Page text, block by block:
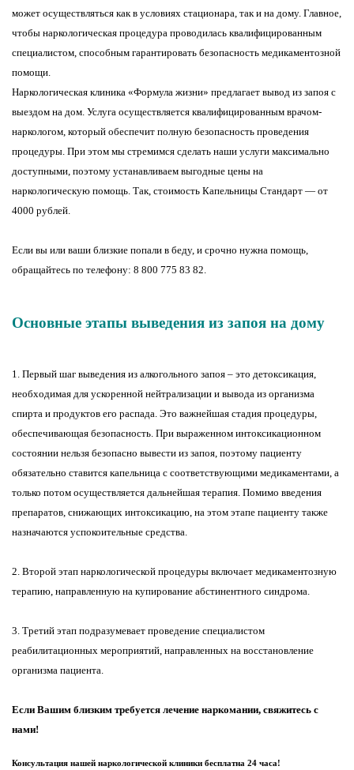
может осуществляться как в условиях стационара, так и на дому. Главное,
чтобы наркологическая процедура проводилась квалифицированным
специалистом, способным гарантировать безопасность медикаментозной
помощи.
Наркологическая клиника «Формула жизни» предлагает вывод из запоя с
выездом на дом. Услуга осуществляется квалифицированным врачом-
наркологом, который обеспечит полную безопасность проведения
процедуры. При этом мы стремимся сделать наши услуги максимально
доступными, поэтому устанавливаем выгодные цены на
наркологическую помощь. Так, стоимость Капельницы Стандарт — от
4000 рублей.
Если вы или ваши близкие попали в беду, и срочно нужна помощь,
обращайтесь по телефону: 8 800 775 83 82.
Основные этапы выведения из запоя на дому
1. Первый шаг выведения из алкогольного запоя – это детоксикация,
необходимая для ускоренной нейтрализации и вывода из организма
спирта и продуктов его распада. Это важнейшая стадия процедуры,
обеспечивающая безопасность. При выраженном интоксикационном
состоянии нельзя безопасно вывести из запоя, поэтому пациенту
обязательно ставится капельница с соответствующими медикаментами, а
только потом осуществляется дальнейшая терапия. Помимо введения
препаратов, снижающих интоксикацию, на этом этапе пациенту также
назначаются успокоительные средства.
2. Второй этап наркологической процедуры включает медикаментозную
терапию, направленную на купирование абстинентного синдрома.
3. Третий этап подразумевает проведение специалистом
реабилитационных мероприятий, направленных на восстановление
организма пациента.
Если Вашим близким требуется лечение наркомании, свяжитесь с
нами!
Консультация нашей наркологической клиники бесплатна 24 часа!